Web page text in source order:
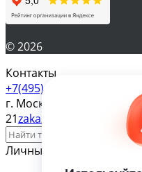
© 2026
Контакты
+7(495) 610-57-17
г. Москва, ул. Яблочкова
21
Личный кабинет